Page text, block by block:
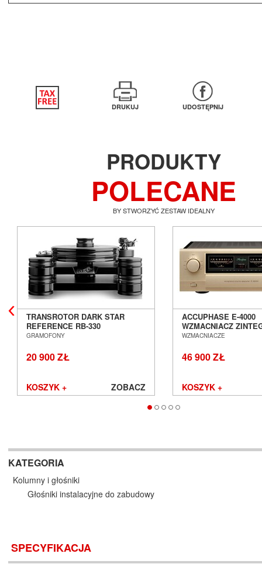
DRUKUJ UDOSTĘPNIJ
PRODUKTY
POLECANE
BY STWORZYĆ ZESTAW IDEALNY
TRANSROTOR DARK STAR
REFERENCE RB-330
GRAMOFON ANALOGOWY
GRAMOFONY
20 900 ZŁ
KOSZYK + ZOBACZ
ACCUPHASE E-4000
WZMACNIACZ
SALON POZNAŃ
WZMACNIACZE
46 900 ZŁ
KOSZYK +
KATEGORIA
Kolumny i głośniki
Głośniki instalacyjne do zabudowy
SPECYFIKACJA